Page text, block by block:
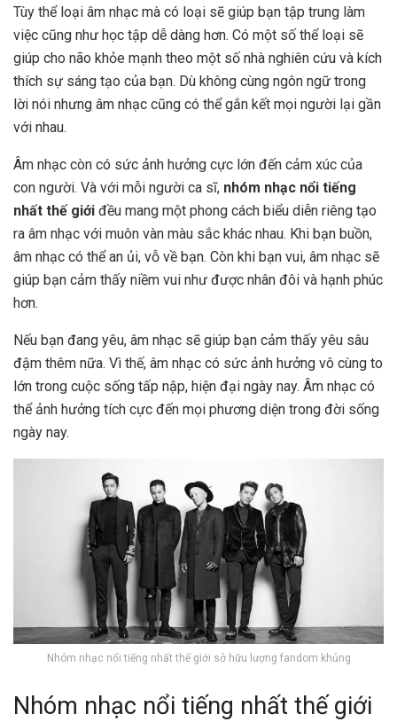
Tùy thể loại âm nhạc mà có loại sẽ giúp bạn tập trung làm
việc cũng như học tập dễ dàng hơn. Có một số thể loại sẽ
giúp cho não khỏe mạnh theo một số nhà nghiên cứu và kích
thích sự sáng tạo của bạn. Dù không cùng ngôn ngữ trong
lời nói nhưng âm nhạc cũng có thể gắn kết mọi người lại gần
với nhau.
Âm nhạc còn có sức ảnh hưởng cực lớn đến cảm xúc của
con người. Và với mỗi người ca sĩ, nhóm nhạc nổi tiếng
nhất thế giới đều mang một phong cách biểu diễn riêng tạo
ra âm nhạc với muôn vàn màu sắc khác nhau. Khi bạn buồn,
âm nhạc có thể an ủi, vỗ về bạn. Còn khi bạn vui, âm nhạc sẽ
giúp bạn cảm thấy niềm vui như được nhân đôi và hạnh phúc
hơn.
Nếu bạn đang yêu, âm nhạc sẽ giúp bạn cảm thấy yêu sâu
đậm thêm nữa. Vì thế, âm nhạc có sức ảnh hưởng vô cùng to
lớn trong cuộc sống tấp nập, hiện đại ngày nay. Âm nhạc có
thể ảnh hưởng tích cực đến mọi phương diện trong đời sống
ngày nay.
Nhóm nhạc nổi tiếng nhất thế giới sở hữu lượng fandom khủng
Nhóm nhạc nổi tiếng nhất thế giới